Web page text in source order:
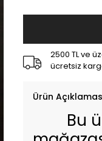
2500 TL ve
ücretsiz
Ürün
Bu